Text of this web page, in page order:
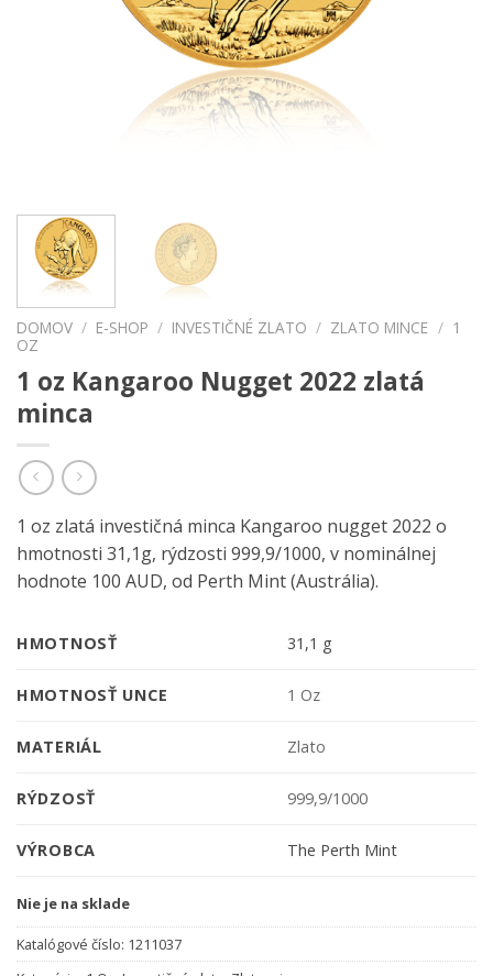
DOMOV / E-SHOP / INVESTIČNÉ ZLATO / ZLATO MINCE / 1
OZ
1 oz Kangaroo Nugget 2022 zlatá
minca
1 oz zlatá investičná minca Kangaroo nugget 2022 o
hmotnosti 31,1g, rýdzosti 999,9/1000, v nominálnej
hodnote 100 AUD, od Perth Mint (Austrália).
HMOTNOSŤ 31,1 g
HMOTNOSŤ UNCE 1 Oz
MATERIÁL Zlato
RÝDZOSŤ 999,9/1000
VÝROBCA The Perth Mint
Nie je na sklade
Katalógové číslo: 1211037